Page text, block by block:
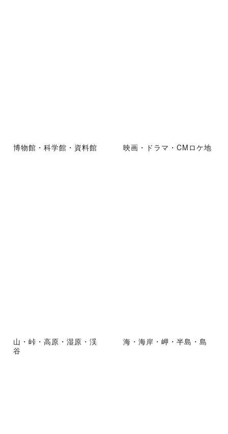
博物館・科学館・資料館 映画・ドラマ・CMロケ地
山・峠・高原・湿原・渓
谷
海・海岸・岬・半島・島